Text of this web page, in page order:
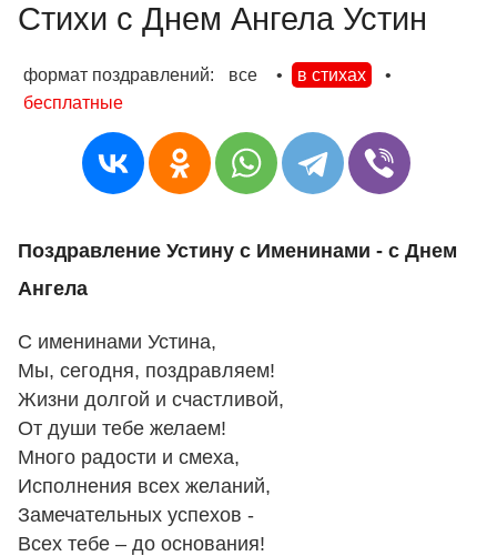
Стихи с Днем Ангела Устин
формат поздравлений: все • в стихах
•
бесплатные
Поздравление Устину с Именинами - с Днем
Ангела
С именинами Устина,
Мы, сегодня, поздравляем!
Жизни долгой и счастливой,
От души тебе желаем!
Много радости и смеха,
Исполнения всех желаний,
Замечательных успехов -
Всех тебе – до основания!